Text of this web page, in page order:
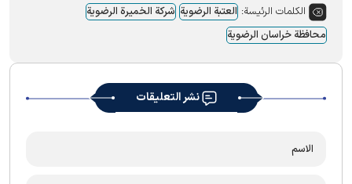
الكلمات الرئيسة: العتبة الرضویة شرکة الخمیرة الرضویة
محافظة خراسان الرضویة
نشر التعليقات